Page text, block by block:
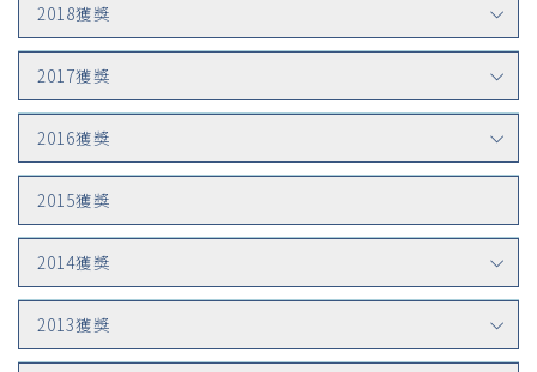
2018獲獎
2017獲獎
2016獲獎
2015獲獎
2014獲獎
2013獲獎